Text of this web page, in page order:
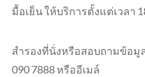
มื้อเย็น ให้บริการตั้งแต่เวลา
สำรองที่นั่งหรือสอบถามข้อมู
090 7888 หรืออีเมล์